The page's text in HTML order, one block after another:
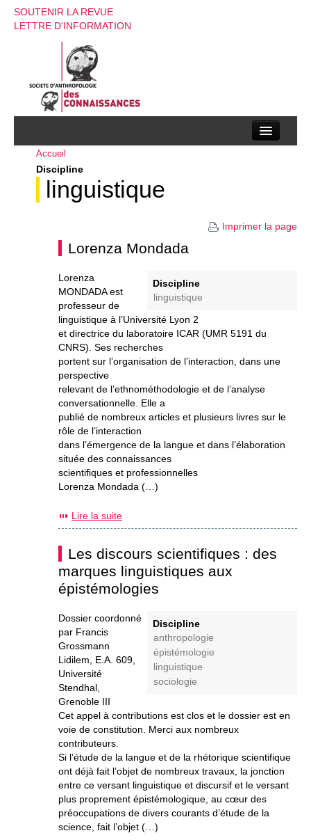
SOUTENIR LA REVUE
LETTRE D'INFORMATION
La société d’anthropologie des connaissances
La revue
Evenements
Accueil
Discipline
linguistique
Imprimer la page
Lorenza Mondada
Discipline
linguistique
Lorenza
MONDADA est
professeur de
linguistique à l’Université Lyon 2
et directrice du laboratoire ICAR (UMR 5191 du
CNRS). Ses recherches
portent sur l’organisation de l’interaction, dans une
perspective
relevant de l’ethnométhodologie et de l’analyse
conversationnelle. Elle a
publié de nombreux articles et plusieurs livres sur le
rôle de l’interaction
dans l’émergence de la langue et dans l’élaboration
située des connaissances
scientifiques et professionnelles
Lorenza Mondada (…)
Lire la suite
Les discours scientifiques : des
marques linguistiques aux
épistémologies
Discipline
anthropologie
épistémologie
linguistique
sociologie
Dossier coordonné
par Francis
Grossmann
Lidilem, E.A. 609,
Université
Stendhal,
Grenoble III
Cet appel à contributions est clos et le dossier est en
voie de constitution. Merci aux nombreux
contributeurs.
Si l’étude de la langue et de la rhétorique scientifique
ont déjà fait l’objet de nombreux travaux, la jonction
entre ce versant linguistique et discursif et le versant
plus proprement épistémologique, au cœur des
préoccupations de divers courants d’étude de la
science, fait l’objet (…)